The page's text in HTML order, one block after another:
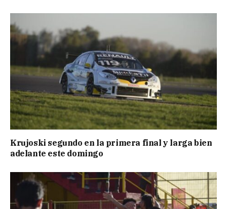
Krujoski segundo en la primera final y larga bien
adelante este domingo